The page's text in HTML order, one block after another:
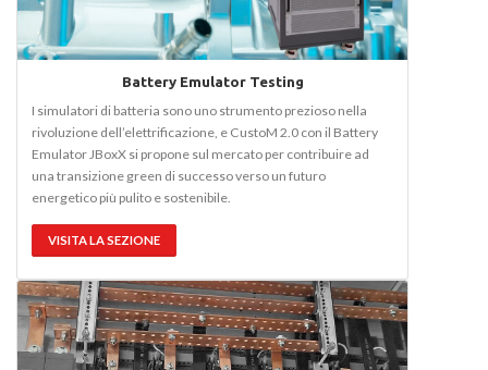
Battery Emulator Testing
I simulatori di batteria sono uno strumento prezioso nella
rivoluzione dell’elettrificazione, e CustoM 2.0 con il Battery
Emulator JBoxX si propone sul mercato per contribuire ad
una transizione green di successo verso un futuro
energetico più pulito e sostenibile.
VISITA LA SEZIONE